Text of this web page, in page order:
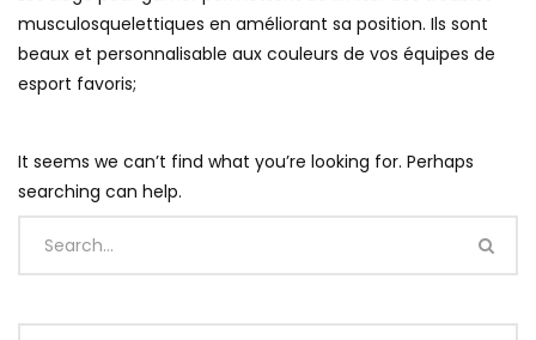
musculosquelettiques en améliorant sa position. Ils sont
beaux et personnalisable aux couleurs de vos équipes de
esport favoris;
It seems we can’t find what you’re looking for. Perhaps
searching can help.